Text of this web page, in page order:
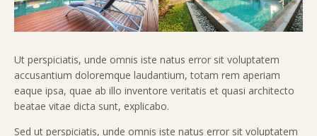
Ut perspiciatis, unde omnis iste natus error sit voluptatem
accusantium doloremque laudantium, totam rem aperiam
eaque ipsa, quae ab illo inventore veritatis et quasi architecto
beatae vitae dicta sunt, explicabo.
Sed ut perspiciatis, unde omnis iste natus error sit voluptatem